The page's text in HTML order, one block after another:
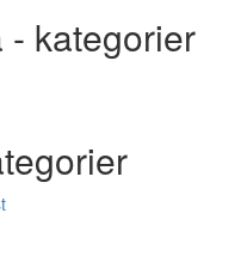
- kategorier